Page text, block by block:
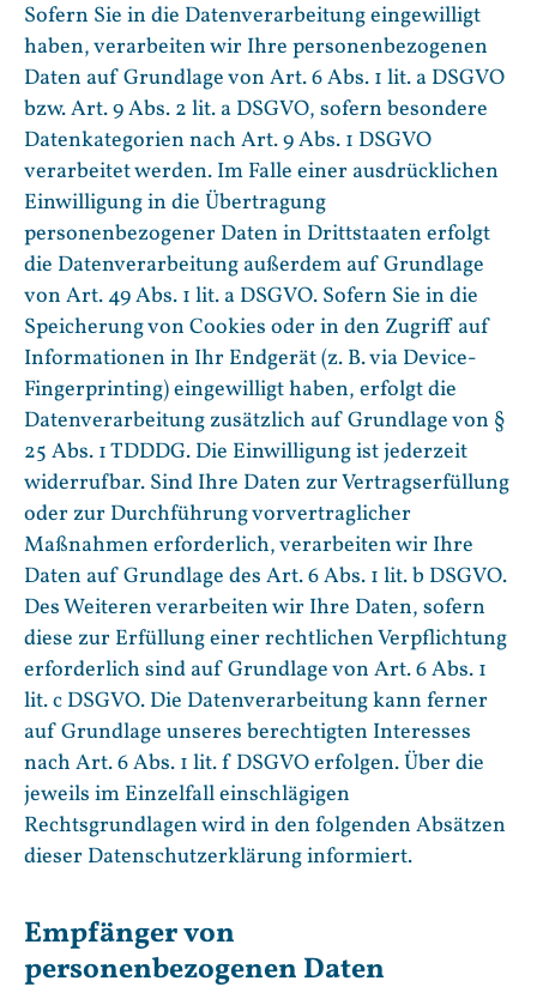
Sofern Sie in die Datenverarbeitung eingewilligt
haben, verarbeiten wir Ihre personenbezogenen
Daten auf Grundlage von Art. 6 Abs. 1 lit. a DSGVO
bzw. Art. 9 Abs. 2 lit. a DSGVO, sofern besondere
Datenkategorien nach Art. 9 Abs. 1 DSGVO
verarbeitet werden. Im Falle einer ausdrücklichen
Einwilligung in die Übertragung
personenbezogener Daten in Drittstaaten erfolgt
die Datenverarbeitung außerdem auf Grundlage
von Art. 49 Abs. 1 lit. a DSGVO. Sofern Sie in die
Speicherung von Cookies oder in den Zugriff auf
Informationen in Ihr Endgerät (z. B. via Device-
Fingerprinting) eingewilligt haben, erfolgt die
Datenverarbeitung zusätzlich auf Grundlage von §
25 Abs. 1 TDDDG. Die Einwilligung ist jederzeit
widerrufbar. Sind Ihre Daten zur Vertragserfüllung
oder zur Durchführung vorvertraglicher
Maßnahmen erforderlich, verarbeiten wir Ihre
Daten auf Grundlage des Art. 6 Abs. 1 lit. b DSGVO.
Des Weiteren verarbeiten wir Ihre Daten, sofern
diese zur Erfüllung einer rechtlichen Verpflichtung
erforderlich sind auf Grundlage von Art. 6 Abs. 1
lit. c DSGVO. Die Datenverarbeitung kann ferner
auf Grundlage unseres berechtigten Interesses
nach Art. 6 Abs. 1 lit. f DSGVO erfolgen. Über die
jeweils im Einzelfall einschlägigen
Rechtsgrundlagen wird in den folgenden Absätzen
dieser Datenschutzerklärung informiert.
Empfänger von
personenbezogenen Daten